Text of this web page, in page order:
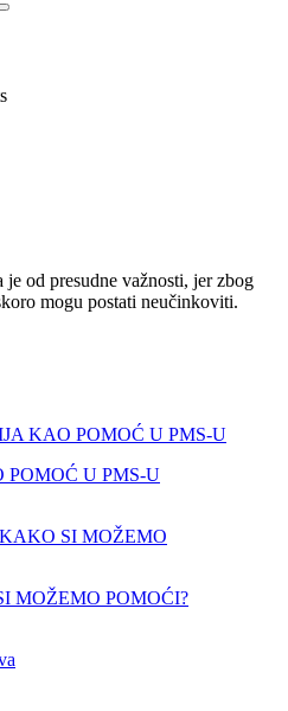
od presudne važnosti, jer zbog
mogu postati neučinkoviti.
U PMS-U
MOŽEMO POMOĆI?